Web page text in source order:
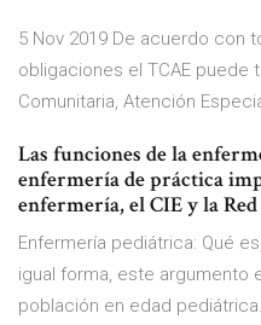
5 Nov 2019 De acuerdo con
obligaciones el TCAE puede
Comunitaria, Atención
Las funciones de la
enfermería de práctica
enfermería, el CIE y la
Enfermería pediátrica: Qué
igual forma, este argumento
población en edad